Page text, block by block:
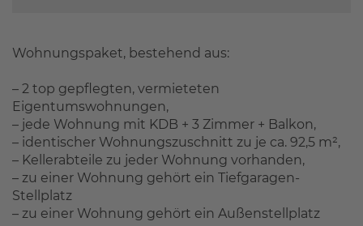
Wohnungspaket, bestehend aus:
– 2 top gepflegten, vermieteten
Eigentumswohnungen,
– jede Wohnung mit KDB + 3 Zimmer + Balkon,
– identischer Wohnungszuschnitt zu je ca. 92,5 m²,
– Kellerabteile zu jeder Wohnung vorhanden,
– zu einer Wohnung gehört ein Tiefgaragen-
Stellplatz
– zu einer Wohnung gehört ein Außenstellplatz